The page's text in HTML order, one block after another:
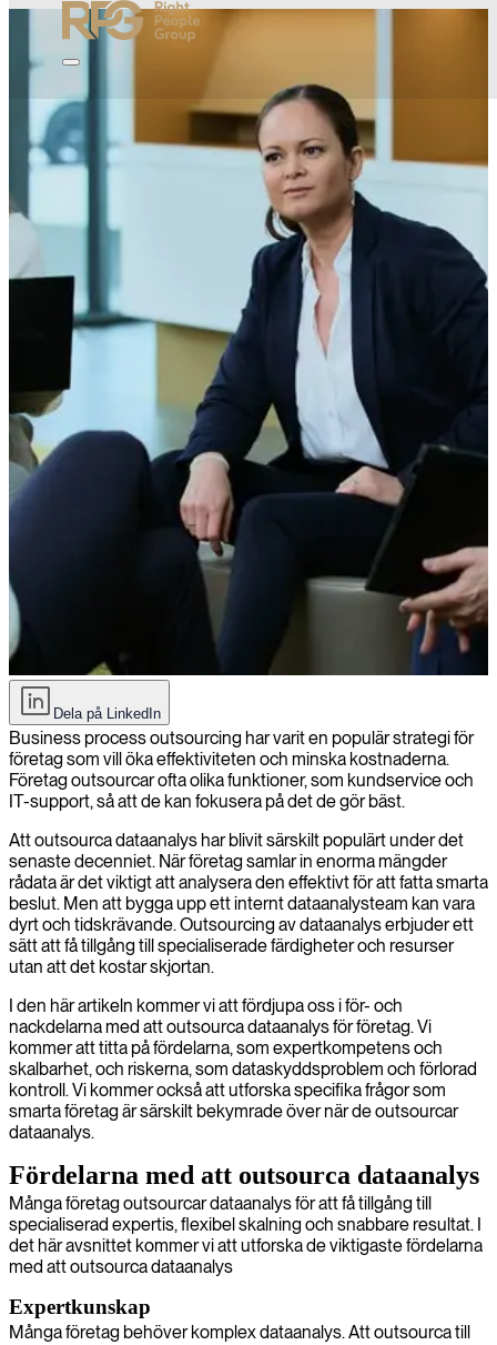
Fördelar och risker med att outsourca dataanalys
Dela på LinkedIn
Business process outsourcing har varit en populär strategi för
företag som vill öka effektiviteten och minska kostnaderna.
Företag outsourcar ofta olika funktioner, som kundservice och
IT-support, så att de kan fokusera på det de gör bäst.
Att outsourca dataanalys har blivit särskilt populärt under det
senaste decenniet. När företag samlar in enorma mängder
rådata är det viktigt att analysera den effektivt för att fatta smarta
beslut. Men att bygga upp ett internt dataanalysteam kan vara
dyrt och tidskrävande. Outsourcing av dataanalys erbjuder ett
sätt att få tillgång till specialiserade färdigheter och resurser
utan att det kostar skjortan.
I den här artikeln kommer vi att fördjupa oss i för- och
nackdelarna med att outsourca dataanalys för företag. Vi
kommer att titta på fördelarna, som expertkompetens och
skalbarhet, och riskerna, som dataskyddsproblem och förlorad
kontroll. Vi kommer också att utforska specifika frågor som
smarta företag är särskilt bekymrade över när de outsourcar
dataanalys.
Fördelarna med att outsourca dataanalys
Många företag outsourcar dataanalys för att få tillgång till
specialiserad expertis, flexibel skalning och snabbare resultat. I
det här avsnittet kommer vi att utforska de viktigaste fördelarna
med att outsourca dataanalys
Expertkunskap
Många företag behöver komplex dataanalys. Att outsourca till